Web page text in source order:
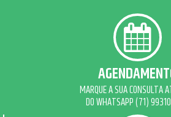
MARQUE A SUA CONSULTA
DO WHATSAPP (71)